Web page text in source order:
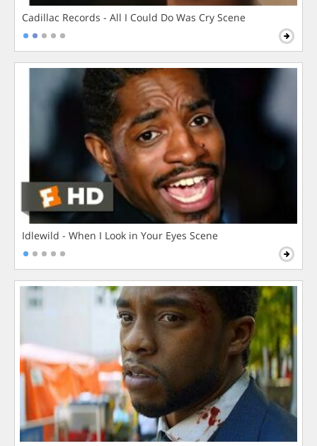
Cadillac Records - All I Could Do Was Cry Scene
Idlewild - When I Look in Your Eyes Scene